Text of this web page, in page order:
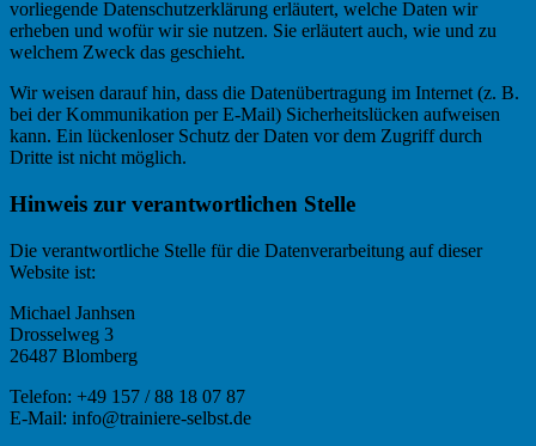
vorliegende Datenschutzerklärung erläutert, welche Daten wir
erheben und wofür wir sie nutzen. Sie erläutert auch, wie und zu
welchem Zweck das geschieht.
Wir weisen darauf hin, dass die Datenübertragung im Internet (z. B.
bei der Kommunikation per E-Mail) Sicherheitslücken aufweisen
kann. Ein lückenloser Schutz der Daten vor dem Zugriff durch
Dritte ist nicht möglich.
Hinweis zur verantwortlichen Stelle
Die verantwortliche Stelle für die Datenverarbeitung auf dieser
Website ist:
Michael Janhsen
Drosselweg 3
26487 Blomberg
Telefon: +49 157 / 88 18 07 87
E-Mail: info@trainiere-selbst.de